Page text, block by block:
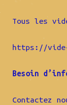
Tous les
https://
Besoin
Contactez